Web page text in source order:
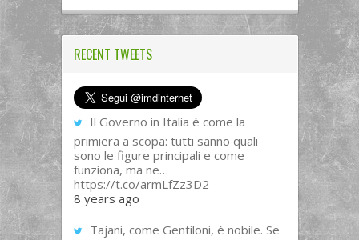
RECENT TWEETS
Il Governo in Italia è come la
primiera a scopa: tutti sanno quali
sono le figure principali e come
funziona, ma ne…
https://t.co/armLfZz3D2
8 years ago
Tajani, come Gentiloni, è nobile. Se